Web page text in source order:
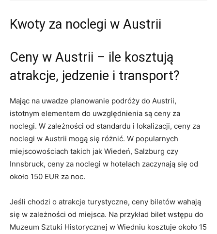
Kwoty za noclegi w Austrii
Ceny w⁣ Austrii – ​ile kosztują
⁢atrakcje, jedzenie i transport?
Mając ‍na uwadze planowanie podróży do Austrii,
istotnym‌ elementem do uwzględnienia są ceny za
noclegi. ‍W zależności od standardu i lokalizacji,⁢ ceny za
‍noclegi ⁣w Austrii mogą się różnić. W popularnych
miejscowościach takich jak Wiedeń, Salzburg czy
Innsbruck, ceny za noclegi w hotelach zaczynają ⁤się od
około 150 EUR za ‌noc.
Jeśli chodzi o ‌atrakcje ‌turystyczne, ceny biletów wahają
się w zależności od miejsca. Na ‌przykład bilet wstępu do
Muzeum Sztuki Historycznej w⁤ Wiedniu kosztuje około⁢ 15